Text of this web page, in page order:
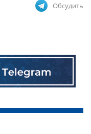
Обсудить